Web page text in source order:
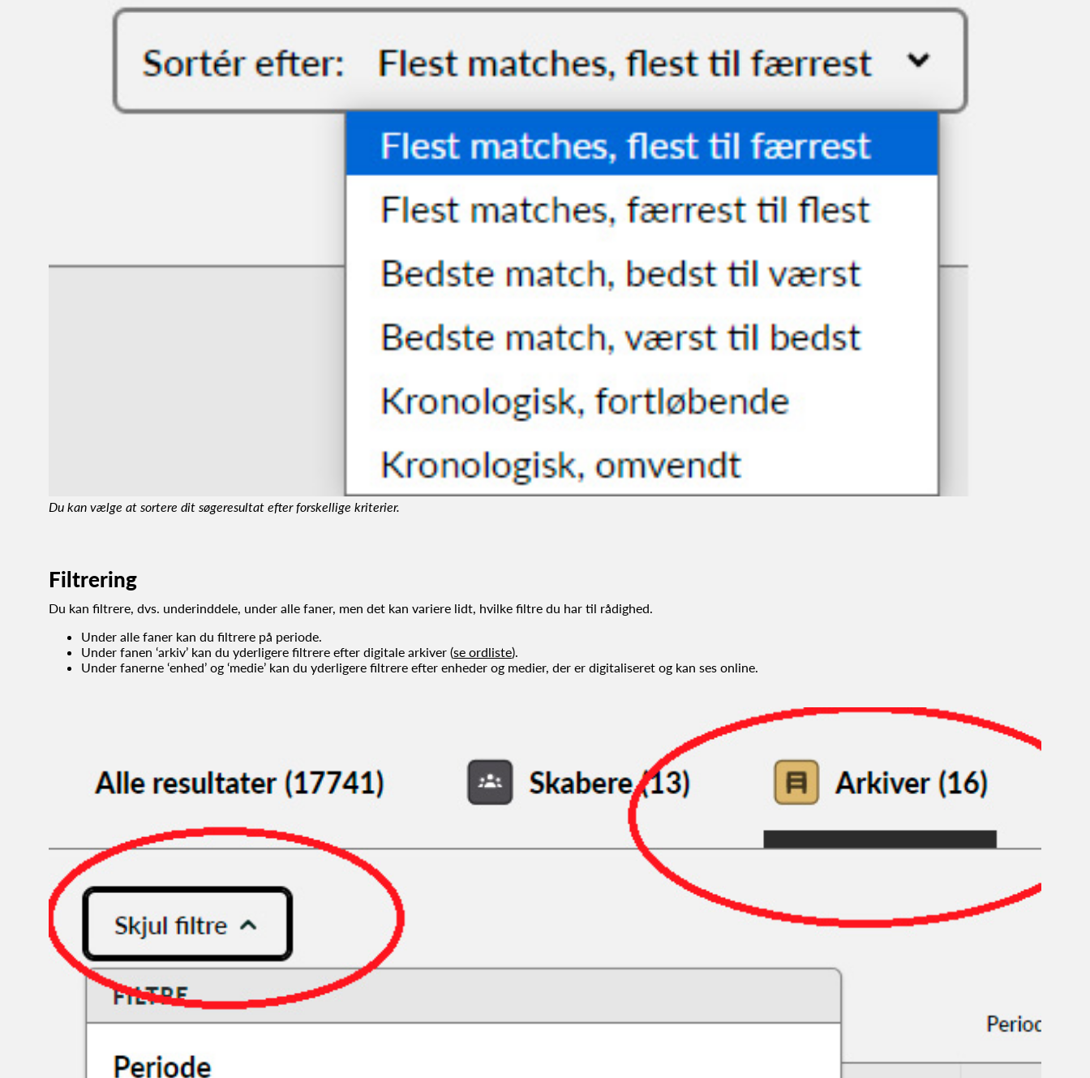
Du kan vælge at sortere dit søgeresultat efter forskellige kriterier.
Filtrering
Du kan filtrere, dvs. underinddele, under alle faner, men det kan variere lidt, hvilke filtre du har til rådighed.
Under alle faner kan du filtrere på periode.
Under fanen ‘arkiv’ kan du yderligere filtrere efter digitale arkiver (se ordliste).
Under fanerne ‘enhed’ og ‘medie’ kan du yderligere filtrere efter enheder og medier, der er digitaliseret og kan ses online.